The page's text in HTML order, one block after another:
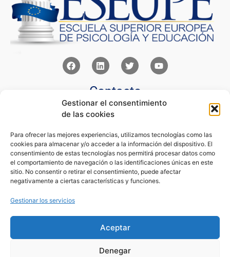
Gestionar el consentimiento
de las cookies
Para ofrecer las mejores experiencias, utilizamos tecnologías como las
cookies para almacenar y/o acceder a la información del dispositivo. El
consentimiento de estas tecnologías nos permitirá procesar datos como
el comportamiento de navegación o las identificaciones únicas en este
sitio. No consentir o retirar el consentimiento, puede afectar
negativamente a ciertas características y funciones.
Gestionar los servicios
Aceptar
Denegar
Contacto
Av Juan XXIII 15b Pozuelo de Alarcón – Madrid
+34 91 352 77 28
Links
Norlan Digital Marketing Para Psicólogos
Psicólogos Pozuelo
Psicología Para Tod@s
Legal
Condiciones de Uso y Venta